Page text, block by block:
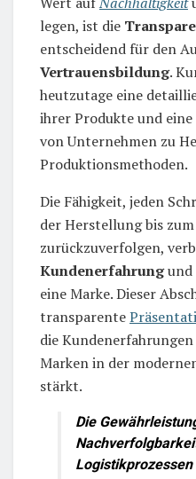
legen, ist die
entscheidend für den
Vertrauensbildung.
heutzutage eine
ihrer Produkte und
von Unternehmen zu
Produktionsmethoden.
Die Fähigkeit, jeden
der Herstellung bis
zurückzuverfolgen,
Kundenerfahrungund
eine Marke. Dieser
transparente
die
Marken in der
stärkt.
Die